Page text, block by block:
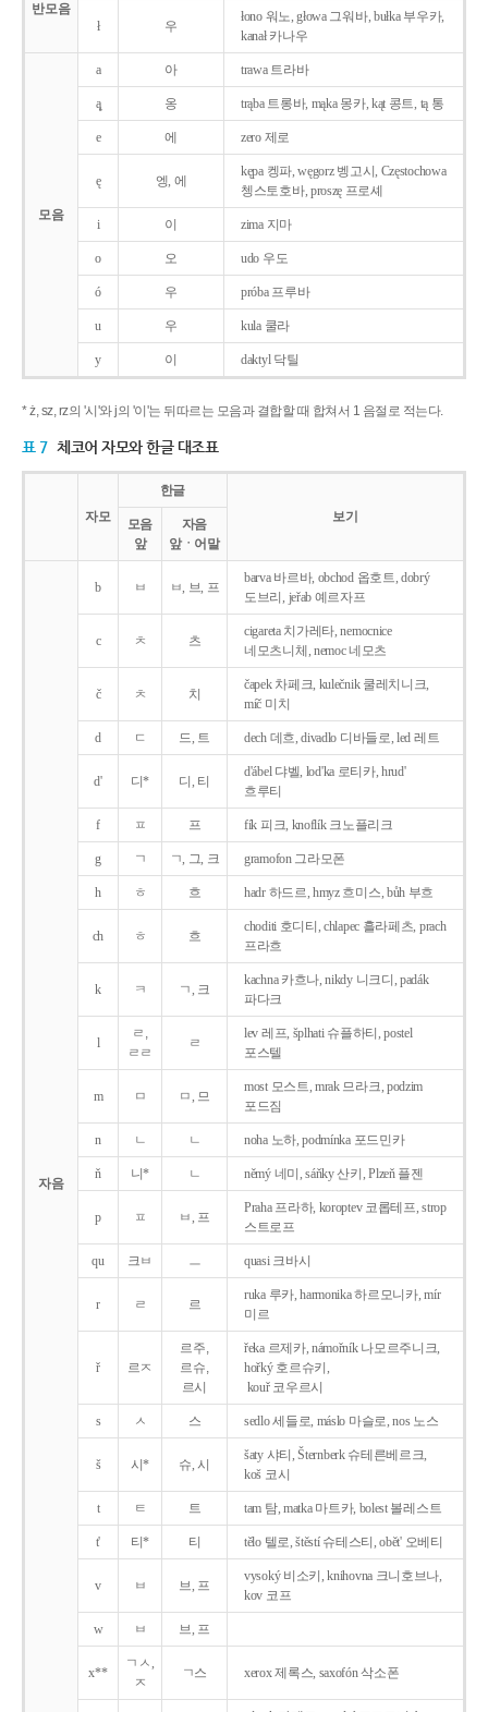
반모음
ł 우
łono 워노, głowa 그워바, bułka 부우카,
kanał 카나우
모음
a 아 trawa 트라바
ą̨ 옹 trąba 트롱바, mąka 몽카, kąt 콩트, tą 통
e 에 zero 제로
ę 엥, 에
kępa 켕파, węgorz 벵고시, Częstochowa
쳉스토호바, proszę 프로셰
i 이 zima 지마
o 오 udo 우도
ó 우 próba 프루바
u 우 kula 쿨라
y 이 daktyl 닥틸
* ż, sz, rz의 '시'와 j의 '이'는 뒤따르는 모음과 결합할 때 합쳐서 1 음절로 적는다.
표 7 체코어 자모와 한글 대조표
자모
한글
보기
모음
앞
자음
앞ㆍ어말
자음
b ㅂ ㅂ, 브, 프
barva 바르바, obchod 옵호트, dobrý
도브리, jeřab 예르자프
c ㅊ 츠
cigareta 치가레타, nemocnice
네모츠니체, nemoc 네모츠
č ㅊ 치
čapek 차페크, kulečnik 쿨레치니크,
míč 미치
d ㄷ 드, 트 dech 데흐, divadlo 디바들로, led 레트
d' 디* 디, 티
d'ábel 댜벨, lod'ka 로티카, hrud'
흐루티
f ㅍ 프 fík 피크, knoflík 크노플리크
g ㄱ ㄱ, 그, 크 gramofon 그라모폰
h ㅎ 흐 hadr 하드르, hmyz 흐미스, bůh 부흐
ch ㅎ 흐
choditi 호디티, chlapec 흘라페츠, prach
프라흐
k ㅋ ㄱ, 크
kachna 카흐나, nikdy 니크디, padák
파다크
l
ㄹ,
ㄹㄹ
ㄹ
lev 레프, šplhati 슈플하티, postel
포스텔
m ㅁ ㅁ, 므
most 모스트, mrak 므라크, podzim
포드짐
n ㄴ ㄴ noha 노하, podmínka 포드민카
ň 니* ㄴ němý 네미, sáňky 산키, Plzeň 플젠
p ㅍ ㅂ, 프
Praha 프라하, koroptev 코롭테프, strop
스트로프
qu 크ㅂ ㅡ quasi 크바시
r ㄹ 르
ruka 루카, harmonika 하르모니카, mír
미르
ř 르ㅈ
르주,
르슈,
르시
řeka 르제카, námořník 나모르주니크,
hořký 호르슈키,
kouř 코우르시
s ㅅ 스 sedlo 세들로, máslo 마슬로, nos 노스
š 시* 슈, 시
šaty 샤티, Šternberk 슈테른베르크,
koš 코시
t ㅌ 트 tam 탐, matka 마트카, bolest 볼레스트
t' 티* 티 tělo 텔로, štěstí 슈테스티, obět' 오베티
v ㅂ 브, 프
vysoký 비소키, knihovna 크니호브나,
kov 코프
w ㅂ 브, 프
x**
ㄱㅅ,
ㅈ
ㄱ스 xerox 제록스, saxofón 삭소폰